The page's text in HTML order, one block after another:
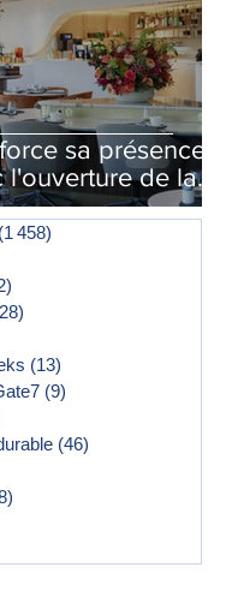
sa présence à
l'ouverture de la
d'un second
One
(1 458)
(13)
(9)
(46)